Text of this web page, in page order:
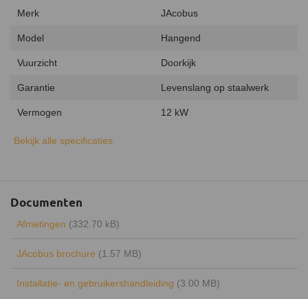
Merk JAcobus
Model Hangend
Vuurzicht Doorkijk
Garantie Levenslang op staalwerk
Vermogen 12 kW
Minimaal vermogen
Rendement
Draaibaar
Bekijk alle specificaties
Documenten
Afmetingen (332.70 kB)
JAcobus brochure (1.57 MB)
Installatie- en gebruikershandleiding (3.00 MB)